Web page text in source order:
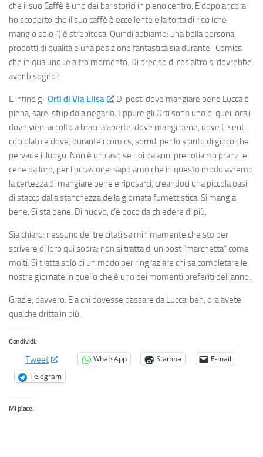
che il suo Caffè è uno dei bar storici in pieno centro. E dopo ancora
ho scoperto che il suo caffè è eccellente e la torta di riso (che
mangio solo lì) è strepitosa. Quindi abbiamo: una bella persona,
prodotti di qualità e una posizione fantastica sia durante i Comics
che in qualunque altro momento. Di preciso di cos’altro si dovrebbe
aver bisogno?
E infine gli Orti di Via Elisa
. Di posti dove mangiare bene Lucca è
piena, sarei stupido a negarlo. Eppure gli Orti sono uno di quei locali
dove vieni accolto a braccia aperte, dove mangi bene, dove ti senti
coccolato e dove, durante i comics, sorridi per lo spirito di gioco che
pervade il luogo. Non è un caso se noi da anni prenotiamo pranzi e
cene da loro, per l’occasione: sappiamo che in questo modo avremo
la certezza di mangiare bene e riposarci, creandoci una piccola oasi
di stacco dalla stanchezza della giornata fumettistica. Si mangia
bene. Si sta bene. Di nuovo, c’è poco da chiedere di più.
Sia chiaro: nessuno dei tre citati sa minimamente che sto per
scrivere di loro qui sopra: non si tratta di un post “marchetta” come
molti. Si tratta solo di un modo per ringraziare chi sa completare le
nostre giornate in quello che è uno dei momenti preferiti dell’anno.
Grazie, davvero. E a chi dovesse passare da Lucca: beh, ora avete
qualche dritta in più.
Condividi:
Tweet WhatsApp Stampa
E-mail
Telegram
Mi piace: